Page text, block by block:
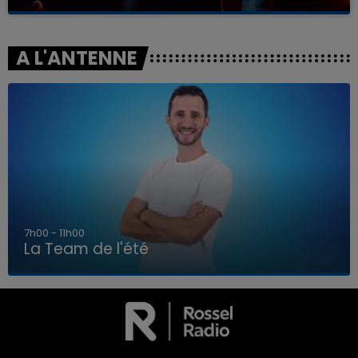
LA TEAM DE L'ÉTÉ
A L'ANTENNE
7h00 - 11h00
La Team de l'été